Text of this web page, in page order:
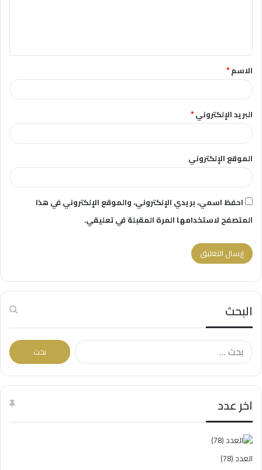
ق
*الاسم*
البريد الإلكتروني*
الموقع الإلكتروني
احفظ اسمي، بريدي الإلكتروني، والموقع الإلكتروني في هذا
المتصفح لاستخدامها المرة المقبلة في تعليقي.
البحث
البحث
عن:
اخر عدد
العدد (78)